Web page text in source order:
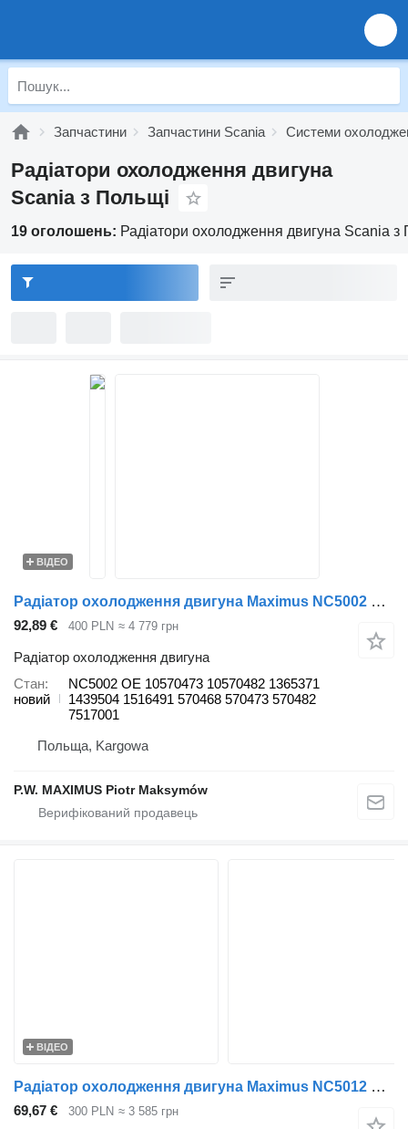
Запчастини Запчастини Scania Системи
Радіатори охолодження двигуна
Scania з Польщі
19 оголошень: Радіатори охолодження двигуна Scania з
ВІДЕО
Радіатор охолодження двигуна Maximus NC5002 до вантажівки Scania SERIA4
92,89 € 400 PLN ≈ 4 779 грн
Радіатор охолодження двигуна
Стан
новий
NC5002 OE 10570473 10570482 1365371
1439504 1516491 570468 570473 570482
7517001
Польща, Kargowa
P.W. MAXIMUS Piotr Maksymów
ВІДЕО
Радіатор охолодження двигуна Maximus NC5012 до вантажівки Scania P G R T
69,67 € 300 PLN ≈ 3 585 грн